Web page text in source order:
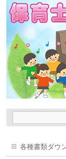
各種書類ダウ